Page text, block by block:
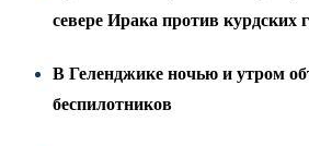
севере Ирака против курдских
В Геленджике ночью и утром
беспилотников